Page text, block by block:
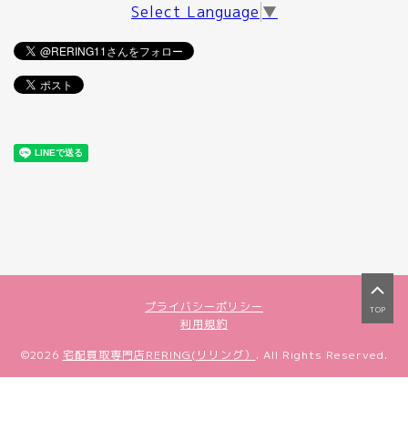
Select Language ▼
プライバシーポリシー
利用規約
TOP
©2026 宅配買取専門店RERING(リリング） . All Rights Reserved.